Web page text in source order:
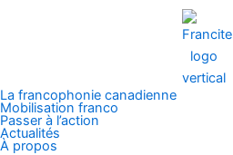
La francophonie canadienne
Mobilisation franco
Passer à l’action
Actualités
À propos